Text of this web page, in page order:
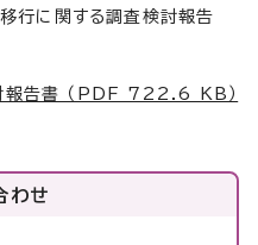
行に関する調査検討報告
報告書 （PDF 722.6 KB）
わせ